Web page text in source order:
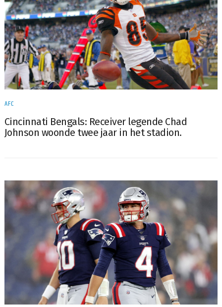
AFC
Cincinnati Bengals: Receiver legende Chad
Johnson woonde twee jaar in het stadion.